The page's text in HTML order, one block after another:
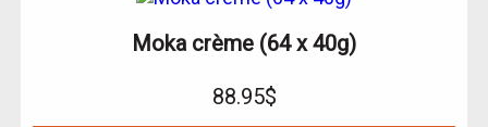
88.95$
Moka crème (64 x 40g)